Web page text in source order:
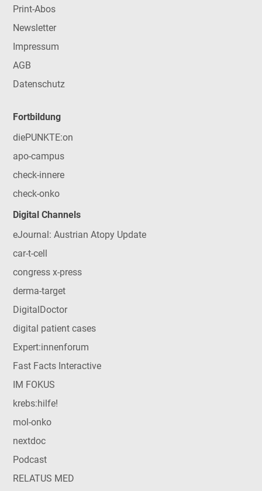
Print-Abos
Newsletter
Impressum
AGB
Datenschutz
Fortbildung
diePUNKTE:on
apo-campus
check-innere
check-onko
Digital Channels
eJournal: Austrian Atopy Update
car-t-cell
congress x-press
derma-target
DigitalDoctor
digital patient cases
Expert:innenforum
Fast Facts Interactive
IM FOKUS
krebs:hilfe!
mol-onko
nextdoc
Podcast
RELATUS MED